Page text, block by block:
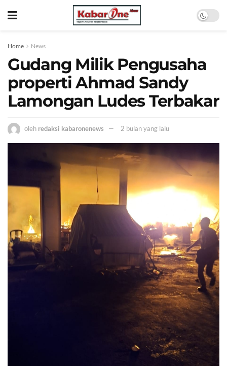
Home News
Gudang Milik Pengusaha
properti Ahmad Sandy
Lamongan Ludes Terbakar
oleh redaksi kabaronenews 2 bulan yang lalu